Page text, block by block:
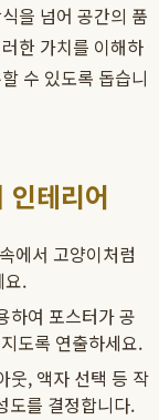
을 넘어 공간의 품
한 가치를 이해하
수 있도록 돕습니
테리어
에서 고양이처럼
요.
하여 포스터가 공
도록 연출하세요.
웃, 액자 선택 등 작
도를 결정합니다.